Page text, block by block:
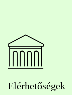
Elérhetőségek